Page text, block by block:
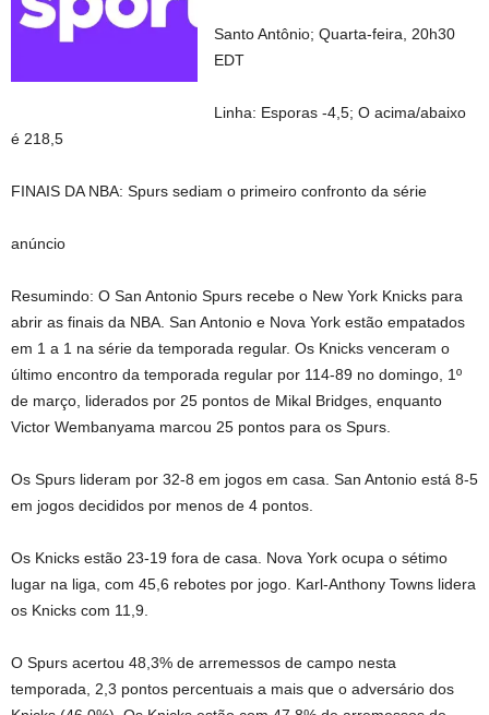
Santo Antônio; Quarta-feira, 20h30
EDT
Linha: Esporas -4,5; O acima/abaixo
é 218,5
FINAIS DA NBA: Spurs sediam o primeiro confronto da série
anúncio
Resumindo: O San Antonio Spurs recebe o New York Knicks para
abrir as finais da NBA. San Antonio e Nova York estão empatados
em 1 a 1 na série da temporada regular. Os Knicks venceram o
último encontro da temporada regular por 114-89 no domingo, 1º
de março, liderados por 25 pontos de Mikal Bridges, enquanto
Victor Wembanyama marcou 25 pontos para os Spurs.
Os Spurs lideram por 32-8 em jogos em casa. San Antonio está 8-5
em jogos decididos por menos de 4 pontos.
Os Knicks estão 23-19 fora de casa. Nova York ocupa o sétimo
lugar na liga, com 45,6 rebotes por jogo. Karl-Anthony Towns lidera
os Knicks com 11,9.
O Spurs acertou 48,3% de arremessos de campo nesta
temporada, 2,3 pontos percentuais a mais que o adversário dos